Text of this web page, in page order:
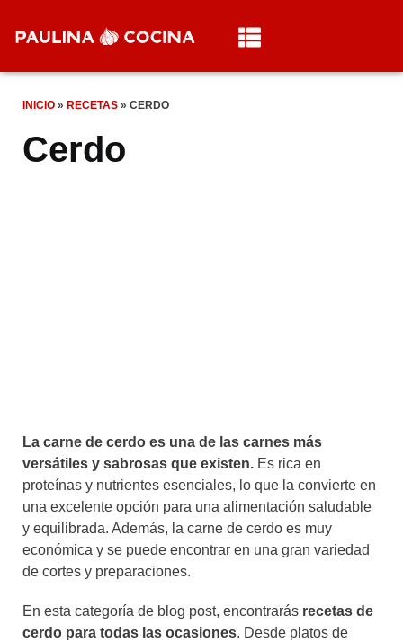
INICIO » RECETAS » CERDO
Cerdo
La carne de cerdo es una de las carnes más
versátiles y sabrosas que existen. Es rica en
proteínas y nutrientes esenciales, lo que la convierte en
una excelente opción para una alimentación saludable
y equilibrada. Además, la carne de cerdo es muy
económica y se puede encontrar en una gran variedad
de cortes y preparaciones.
En esta categoría de blog post, encontrarás recetas de
cerdo para todas las ocasiones. Desde platos de